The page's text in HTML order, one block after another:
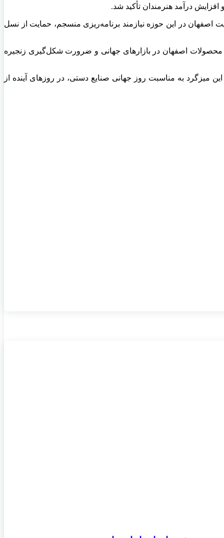
درآمد هنرمندان تأکید شد.
اصفهان در این حوزه نیازمند برنامه‌ریزی منسجم، حمایت از نسل
اصفهان در بازارهای جهانی و ضرورت شکل‌گیری زنجیره
میزگرد به مناسبت روز جهانی صنایع دستی، در روزهای آینده از